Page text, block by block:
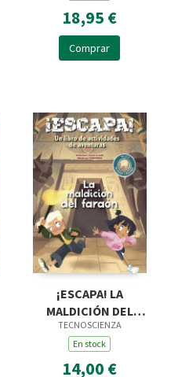
18,95 €
Comprar
¡ESCAPA! LA
MALDICIÓN DEL
FARAÓN
TECNOSCIENZA
En stock
14,00 €